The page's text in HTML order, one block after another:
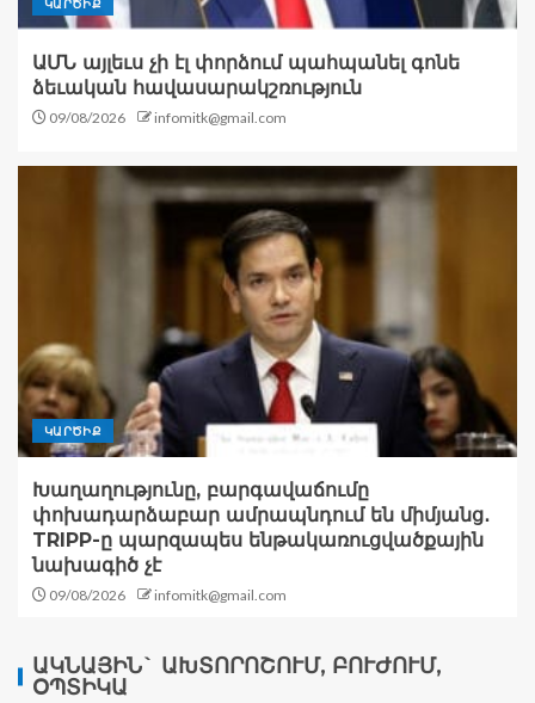
ԿԱՐԾԻՔ
ԱՄՆ այլեւս չի էլ փորձում պահպանել գոնե
ձեւական հավասարակշռություն
09/08/2026 infomitk@gmail.com
ԿԱՐԾԻՔ
Խաղաղությունը, բարգավաճումը
փոխադարձաբար ամրապնդում են միմյանց․
TRIPP-ը պարզապես ենթակառուցվածքային
նախագիծ չէ
09/08/2026 infomitk@gmail.com
ԱԿՆԱՅԻՆ` ԱԽՏՈՐՈՇՈՒՄ, ԲՈՒԺՈՒՄ,
ՕՊՏԻԿԱ